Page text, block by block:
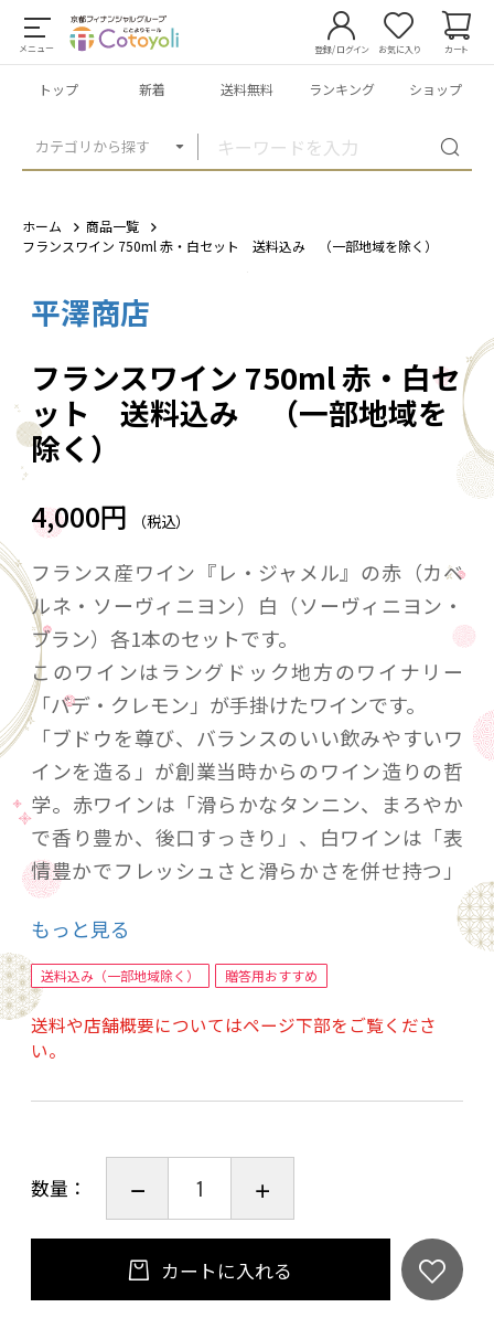
メニュー
カテゴリから探す
登録/ログイン お気に入り カート
トップ 新着 送料無料 ランキング ショップ
ホーム
商品一覧
フランスワイン 750ml 赤・白セット 送料込み （一部地域を除く）
平澤商店
フランスワイン 750ml 赤・白セ
ット 送料込み （一部地域を
除く）
4,000円 （税込）
フランス産ワイン『レ・ジャメル』の赤（カベ
ルネ・ソーヴィニヨン）白（ソーヴィニヨン・
ブラン）各1本のセットです。
このワインはラングドック地方のワイナリー
「バデ・クレモン」が手掛けたワインです。
「ブドウを尊び、バランスのいい飲みやすいワ
インを造る」が創業当時からのワイン造りの哲
学。赤ワインは「滑らかなタンニン、まろやか
で香り豊か、後口すっきり」、白ワインは「表
情豊かでフレッシュさと滑らかさを併せ持つ」
味わいで、多くの人に愛される味わいとなってお
り、現在世界45カ国以上で年間約600万本を販売
されています。
●熨斗対応可（名入れあり）
希望の方は、ご購入時のお問い合わせ欄に、の
「無地のし、名入れなし」でお届けいたしま
す。
※送料について
もっと見る
送料込み（一部地域除く） 贈答用おすすめ
送料や店舗概要についてはページ下部をご覧くださ
い。
数量：
カートに入れる